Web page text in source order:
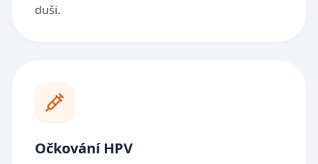
duši.
Očkování HPV